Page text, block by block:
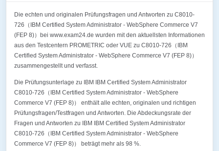
Die echten und originalen Prüfungsfragen und Antworten zu C8010-
726（IBM Certified System Administrator - WebSphere Commerce V7
(FEP 8)）bei www.exam24.de wurden mit den aktuellsten Informationen
aus den Testcentern PROMETRIC oder VUE zu C8010-726（IBM
Certified System Administrator - WebSphere Commerce V7 (FEP 8)）
zusammengestellt und verfasst.
Die Prüfungsunterlage zu IBM IBM Certified System Administrator
C8010-726（IBM Certified System Administrator - WebSphere
Commerce V7 (FEP 8)） enthält alle echten, originalen und richtigen
Prüfungsfragen/Testfragen und Antworten. Die Abdeckungsrate der
Fragen und Antworten zu IBM IBM Certified System Administrator
C8010-726（IBM Certified System Administrator - WebSphere
Commerce V7 (FEP 8)） beträgt mehr als 98 %.